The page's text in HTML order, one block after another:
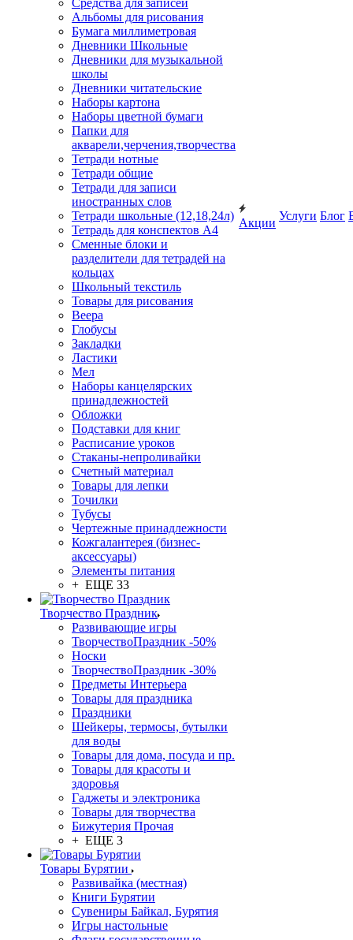
Средства для записей
Альбомы для рисования
Бумага миллиметровая
Дневники Школьные
Дневники для музыкальной
школы
Дневники читательские
Наборы картона
Наборы цветной бумаги
Папки для
акварели,черчения,творчества
Тетради нотные
Тетради общие
Тетради для записи
иностранных слов
Тетради школьные (12,18,24л)
Тетрадь для конспектов А4
Сменные блоки и
разделители для тетрадей на
кольцах
Школьный текстиль
Товары для рисования
Веера
Глобусы
Закладки
Ластики
Мел
Наборы канцелярских
принадлежностей
Обложки
Подставки для книг
Расписание уроков
Стаканы-непроливайки
Счетный материал
Товары для лепки
Точилки
Тубусы
Чертежные принадлежности
Кожгалантерея (бизнес-
аксессуары)
Элементы питания
+ ЕЩЕ 33
Творчество Праздник
Развивающие игры
ТворчествоПраздник -50%
Носки
ТворчествоПраздник -30%
Предметы Интерьера
Товары для праздника
Праздники
Шейкеры, термосы, бутылки
для воды
Товары для дома, посуда и пр.
Товары для красоты и
здоровья
Гаджеты и электроника
Товары для творчества
Бижутерия Прочая
+ ЕЩЕ 3
Товары Бурятии
Развивайка (местная)
Книги Бурятии
Сувениры Байкал, Бурятия
Игры настольные
Акции
Услуги Блог